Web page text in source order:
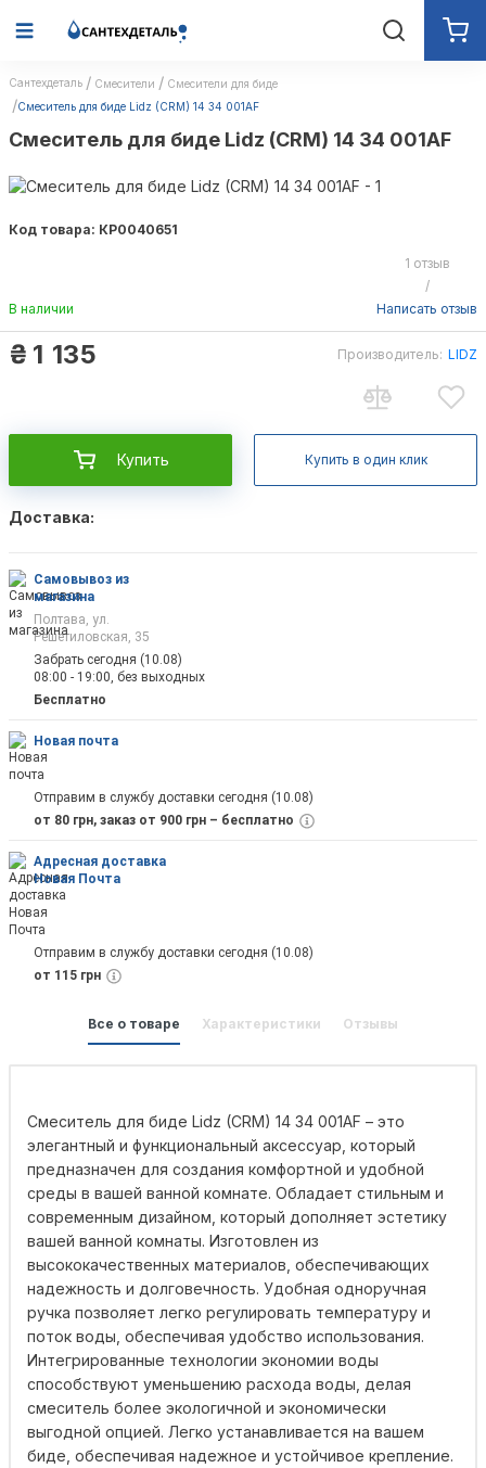
Сантехдеталь Смесители
Смесители для биде
Смеситель для биде Lidz (CRM) 14 34 001AF
Смеситель для биде Lidz (CRM) 14 34 001AF
Код товара: КР0040651
В наличии
1 отзыв
/
Написать отзыв
₴ 1 135 Производитель: LIDZ
Купить Купить в один клик
Доставка:
Самовывоз из
магазина
Полтава, ул.
Решетиловская, 35
Забрать сегодня (10.08)
08:00 - 19:00, без выходных
Бесплатно
Новая почта
Отправим в службу доставки сегодня (10.08)
от 80 грн, заказ от 900 грн – бесплатно
Адресная доставка
Новая Почта
Отправим в службу доставки сегодня (10.08)
от 115 грн
Все о товаре Характеристики Отзывы
Смеситель для биде Lidz (CRM) 14 34 001AF – это
элегантный и функциональный аксессуар, который
предназначен для создания комфортной и удобной
среды в вашей ванной комнате. Обладает стильным и
современным дизайном, который дополняет эстетику
вашей ванной комнаты. Изготовлен из
высококачественных материалов, обеспечивающих
надежность и долговечность. Удобная одноручная
ручка позволяет легко регулировать температуру и
поток воды, обеспечивая удобство использования.
Интегрированные технологии экономии воды
способствуют уменьшению расхода воды, делая
смеситель более экологичной и экономически
выгодной опцией. Легко устанавливается на вашем
биде, обеспечивая надежное и устойчивое крепление.